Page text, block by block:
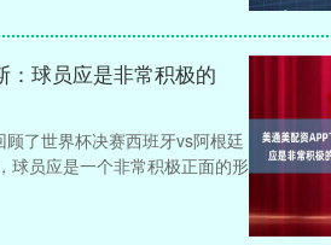
：球员应是非常积极的
了世界杯决赛西班牙vs阿根廷
球员应是一个非常积极正面的形